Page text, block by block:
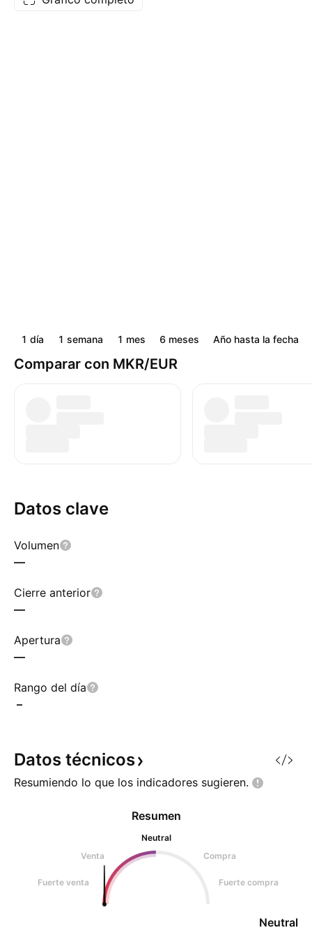
1 día 1 semana 1 mes 6 meses Año hasta la fecha
Comparar con MKR/EUR
Datos clave
Volumen
—
Cierre anterior
—
Apertura
—
Rango del día
–
Datos técnicos
Resumiendo lo que los indicadores sugieren.
Resumen
Neutral
Venta
Compra
Fuerte venta Fuerte compra
Neutral